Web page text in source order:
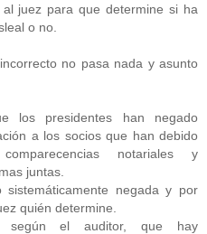
juez para que determine si ha
o no.
no pasa nada y asunto
los presidentes han negado
a los socios que han debido
notariales y
juntas.
sistemáticamente negada y por
quién determine.
según el auditor, que hay